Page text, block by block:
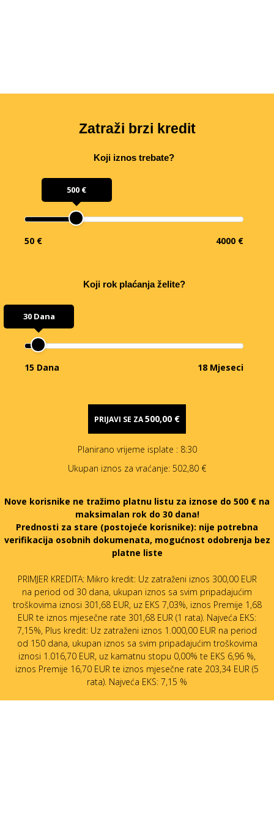
Zatraži brzi kredit
Koji iznos trebate?
500 €
50 € 4000 €
Koji rok plaćanja želite?
30 Dana
15 Dana 18 Mjeseci
PRIJAVI SE ZA500,00 €
Planirano vrijeme isplate : 8:30
Ukupan iznos za vraćanje: 502,80 €
Nove korisnike ne tražimo platnu listu za iznose do 500 € na
maksimalan rok do 30 dana!
Prednosti za stare (postojeće korisnike): nije potrebna
verifikacija osobnih dokumenata, mogućnost odobrenja bez
platne liste
PRIMJER KREDITA: Mikro kredit: Uz zatraženi iznos 300,00 EUR
na period od 30 dana, ukupan iznos sa svim pripadajućim
troškovima iznosi 301,68 EUR, uz EKS 7,03%, iznos Premije 1,68
EUR te iznos mjesečne rate 301,68 EUR (1 rata). Najveća EKS:
7,15%, Plus kredit: Uz zatraženi iznos 1.000,00 EUR na period
od 150 dana, ukupan iznos sa svim pripadajućim troškovima
iznosi 1.016,70 EUR, uz kamatnu stopu 0,00% te EKS 6,96 %,
iznos Premije 16,70 EUR te iznos mjesečne rate 203,34 EUR (5
rata). Najveća EKS: 7,15 %